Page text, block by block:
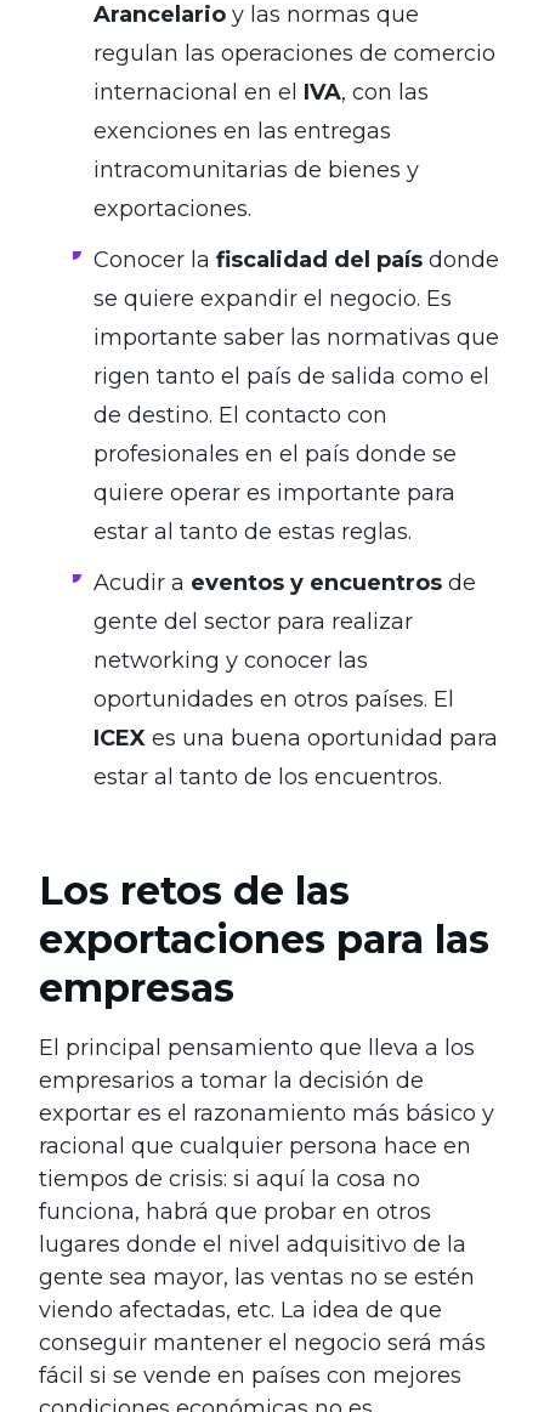
Arancelario y las normas que
regulan las operaciones de comercio
internacional en el IVA, con las
exenciones en las entregas
intracomunitarias de bienes y
exportaciones.
Conocer la fiscalidad del país donde
se quiere expandir el negocio. Es
importante saber las normativas que
rigen tanto el país de salida como el
de destino. El contacto con
profesionales en el país donde se
quiere operar es importante para
estar al tanto de estas reglas.
Acudir a eventos y encuentros de
gente del sector para realizar
networking y conocer las
oportunidades en otros países. El
ICEX es una buena oportunidad para
estar al tanto de los encuentros.
Los retos de las
exportaciones para las
empresas
El principal pensamiento que lleva a los
empresarios a tomar la decisión de
exportar es el razonamiento más básico y
racional que cualquier persona hace en
tiempos de crisis: si aquí la cosa no
funciona, habrá que probar en otros
lugares donde el nivel adquisitivo de la
gente sea mayor, las ventas no se estén
viendo afectadas, etc. La idea de que
conseguir mantener el negocio será más
fácil si se vende en países con mejores